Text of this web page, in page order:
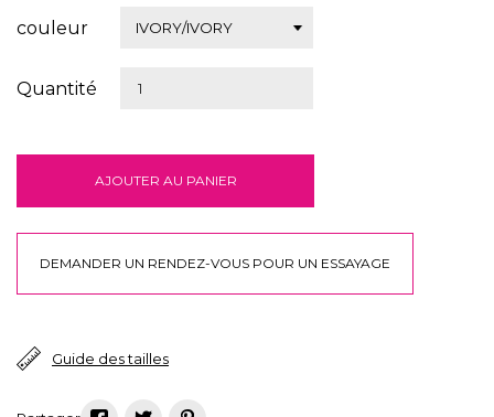
couleur
Quantité
AJOUTER AU PANIER
DEMANDER UN RENDEZ-VOUS POUR UN ESSAYAGE
Guide des tailles